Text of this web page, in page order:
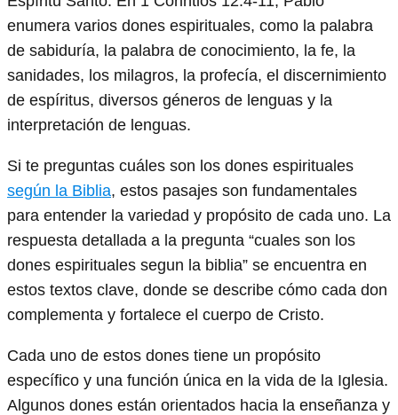
enumera varios dones espirituales, como la palabra
de sabiduría, la palabra de conocimiento, la fe, la
sanidades, los milagros, la profecía, el discernimiento
de espíritus, diversos géneros de lenguas y la
interpretación de lenguas.
Si te preguntas cuáles son los dones espirituales
según la Biblia, estos pasajes son fundamentales
para entender la variedad y propósito de cada uno. La
respuesta detallada a la pregunta “cuales son los
dones espirituales segun la biblia” se encuentra en
estos textos clave, donde se describe cómo cada don
complementa y fortalece el cuerpo de Cristo.
Cada uno de estos dones tiene un propósito
específico y una función única en la vida de la Iglesia.
Algunos dones están orientados hacia la enseñanza y